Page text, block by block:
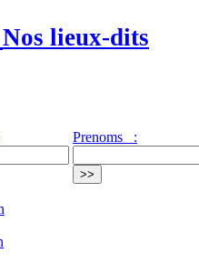
Nos lieux-dits
Prenoms :